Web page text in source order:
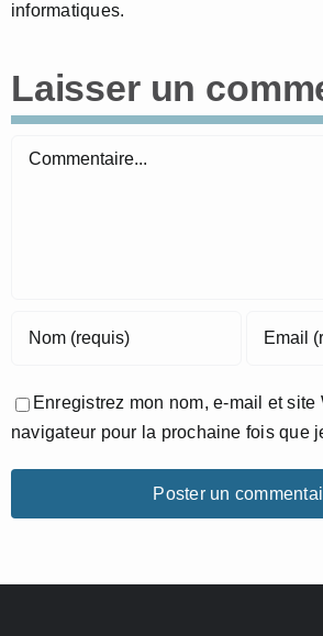
informatiques.
Laisser un
Commentaire
Enregistrez mon nom, e-mail et site
navigateur pour la prochaine fois que